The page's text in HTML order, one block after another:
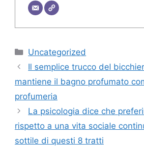
Categorie
Uncategorized
Il semplice trucco del
mantiene il bagno profumato
profumeria
La psicologia dice che
rispetto a una vita sociale
sottile di questi 8 tratti